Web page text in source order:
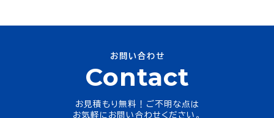
お問い合わせ
Contact
お見積もり無料！ご不明な点は
お気軽にお問い合わせください。